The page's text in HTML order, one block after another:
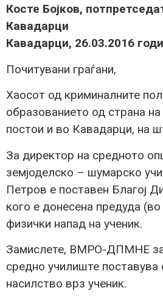
Косте Бојков,
Кавадарци
Кавадарци, 26.03.2016
Почитувани граѓани,
Хаосот од криминалните
образованието од страна
постои и во Кавадарци, на
За директор на средното
земјоделско – шумарско
Петров е поставен Благој
кого е донесена предуда
физички напад на ученик.
Замислете, ВМРО-ДПМНЕ за
средно училиште поставува
насилство врз ученик.